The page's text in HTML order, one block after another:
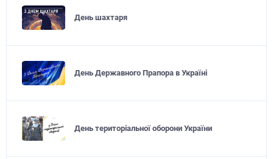
День шахтаря
День Державного Прапора в Україні
День територіальної оборони України